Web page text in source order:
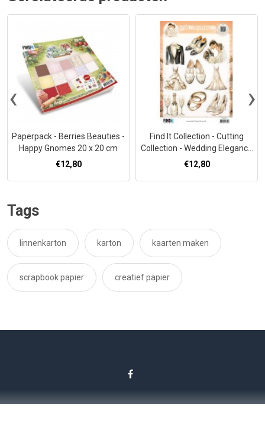
Paperpack - Berries Beauties -
Happy Gnomes 20 x 20 cm
€12,80
Find It Collection - Cutting
Collection - Wedding Elegance
- Everlasting Love
€12,80
‹ ›
Tags
linnenkarton karton kaarten maken
scrapbook papier creatief papier